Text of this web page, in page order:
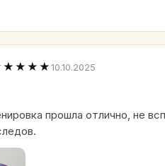
10.10.2025
прошла отлично, не